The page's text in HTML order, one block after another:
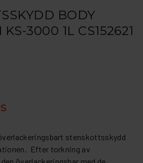
BODY
KS-3000 1L CS152621
stenskottsskydd
Efter torkning av